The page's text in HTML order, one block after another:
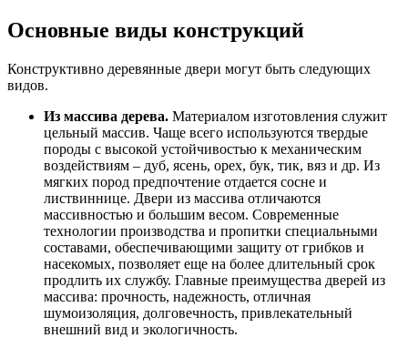
Основные виды конструкций
Конструктивно деревянные двери могут быть следующих
видов.
Из массива дерева. Материалом изготовления служит
цельный массив. Чаще всего используются твердые
породы с высокой устойчивостью к механическим
воздействиям – дуб, ясень, орех, бук, тик, вяз и др. Из
мягких пород предпочтение отдается сосне и
листвиннице. Двери из массива отличаются
массивностью и большим весом. Современные
технологии производства и пропитки специальными
составами, обеспечивающими защиту от грибков и
насекомых, позволяет еще на более длительный срок
продлить их службу. Главные преимущества дверей из
массива: прочность, надежность, отличная
шумоизоляция, долговечность, привлекательный
внешний вид и экологичность.